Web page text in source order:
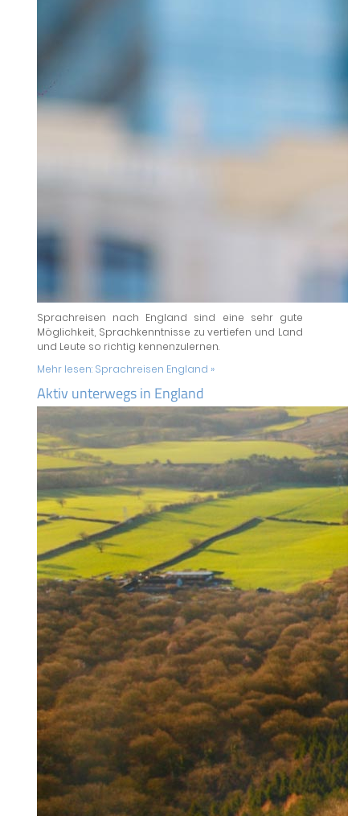
Sprachreisen nach England sind eine sehr gute
Möglichkeit, Sprachkenntnisse zu vertiefen und Land
und Leute so richtig kennenzulernen.
Mehr lesen: Sprachreisen England »
Aktiv unterwegs in England